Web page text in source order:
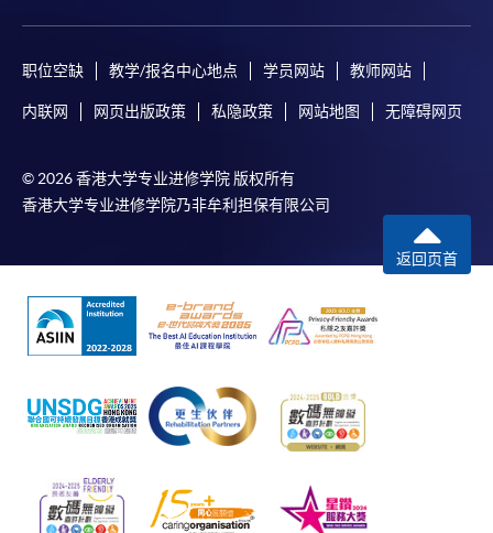
职位空缺 教学/报名中心地点 学员网站 教师网站
内联网 网页出版政策 私隐政策 网站地图 无障碍网页
© 2026 香港大学专业进修学院 版权所有
香港大学专业进修学院乃非牟利担保有限公司
返回页首